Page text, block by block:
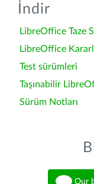
İndir
LibreOffice Taze
LibreOffice
Test sürümleri
Taşınabilir
Sürüm Notları
Our